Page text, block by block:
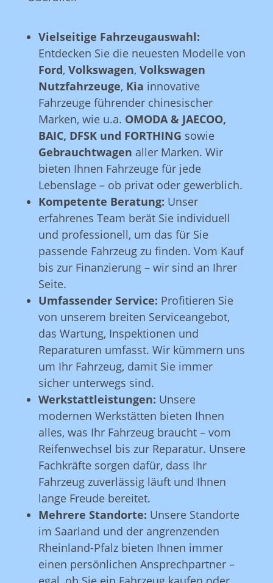
Vielseitige Fahrzeugauswahl:
Entdecken Sie die neuesten Modelle von
Ford, Volkswagen, Volkswagen
Nutzfahrzeuge, Kia innovative
Fahrzeuge führender chinesischer
Marken, wie u.a. OMODA & JAECOO,
BAIC, DFSK und FORTHING sowie
Gebrauchtwagen aller Marken. Wir
bieten Ihnen Fahrzeuge für jede
Lebenslage – ob privat oder gewerblich.
Kompetente Beratung: Unser
erfahrenes Team berät Sie individuell
und professionell, um das für Sie
passende Fahrzeug zu finden. Vom Kauf
bis zur Finanzierung – wir sind an Ihrer
Seite.
Umfassender Service: Profitieren Sie
von unserem breiten Serviceangebot,
das Wartung, Inspektionen und
Reparaturen umfasst. Wir kümmern uns
um Ihr Fahrzeug, damit Sie immer
sicher unterwegs sind.
Werkstattleistungen: Unsere
modernen Werkstätten bieten Ihnen
alles, was Ihr Fahrzeug braucht – vom
Reifenwechsel bis zur Reparatur. Unsere
Fachkräfte sorgen dafür, dass Ihr
Fahrzeug zuverlässig läuft und Ihnen
lange Freude bereitet.
Mehrere Standorte: Unsere Standorte
im Saarland und der angrenzenden
Rheinland-Pfalz bieten Ihnen immer
einen persönlichen Ansprechpartner –